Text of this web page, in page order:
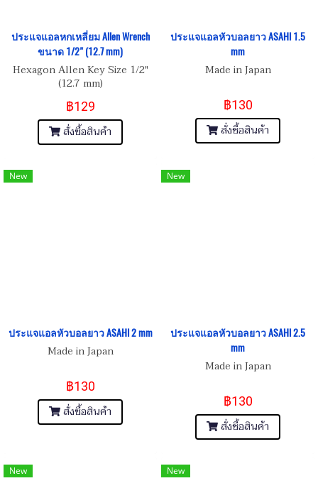
ประแจแอลหกเหลี่ยม Allen Wrench
ขนาด 1/2" (12.7 mm)
Hexagon Allen Key Size 1/2"
(12.7 mm)
฿129
สั่งซื้อสินค้า
ประแจแอลหัวบอลยาว ASAHI 1.5
mm
Made in Japan
฿130
สั่งซื้อสินค้า
New
ประแจแอลหัวบอลยาว ASAHI 2 mm
Made in Japan
฿130
สั่งซื้อสินค้า
New
ประแจแอลหัวบอลยาว ASAHI 2.5
mm
Made in Japan
฿130
สั่งซื้อสินค้า
New New